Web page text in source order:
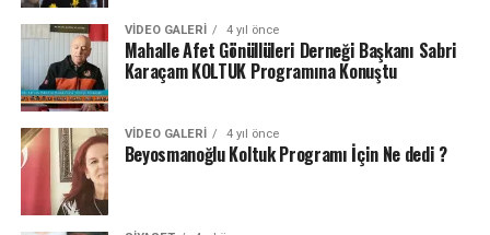
VIDEO GALERI 4 yıl önce
Mahalle Afet Gönüllüleri Derneği Başkanı Sabri
Karaçam KOLTUK Programına Konuştu
VIDEO GALERI 4 yıl önce
Beyosmanoğlu Koltuk Programı İçin Ne dedi ?